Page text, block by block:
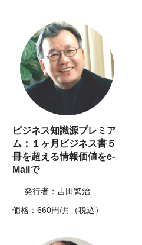
ビジネス知識源プレミア
ム：１ヶ月ビジネス書５
冊を超える情報価値をe-
Mailで
発行者：吉田繁治
価格：660円/月（税込）